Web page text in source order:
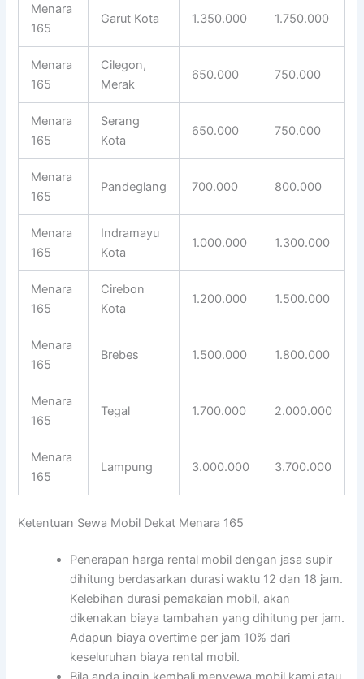
Menara
165
Garut Kota 1.350.000 1.750.000
Menara
165
Cilegon,
Merak
650.000 750.000
Menara
165
Serang
Kota
650.000 750.000
Menara
165
Pandeglang 700.000 800.000
Menara
165
Indramayu
Kota
1.000.000 1.300.000
Menara
165
Cirebon
Kota
1.200.000 1.500.000
Menara
165
Brebes 1.500.000 1.800.000
Menara
165
Tegal 1.700.000 2.000.000
Menara
165
Lampung 3.000.000 3.700.000
Ketentuan Sewa Mobil Dekat Menara 165
Penerapan harga rental mobil dengan jasa supir
dihitung berdasarkan durasi waktu 12 dan 18 jam.
Kelebihan durasi pemakaian mobil, akan
dikenakan biaya tambahan yang dihitung per jam.
Adapun biaya overtime per jam 10% dari
keseluruhan biaya rental mobil.